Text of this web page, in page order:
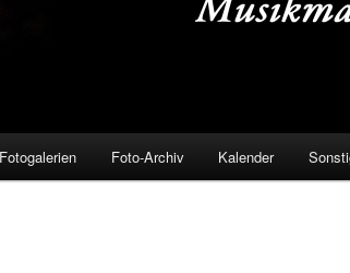
Fotogalerien Foto-Archiv Kalender